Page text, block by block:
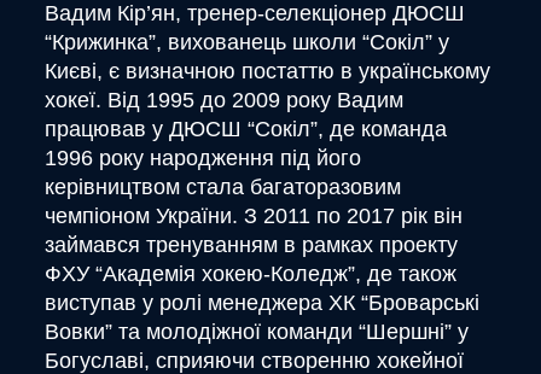
Вадим Кір’ян, тренер-селекціонер ДЮСШ
“Крижинка”, вихованець школи “Сокіл” у
Києві, є визначною постаттю в українському
хокеї. Від 1995 до 2009 року Вадим
працював у ДЮСШ “Сокіл”, де команда
1996 року народження під його
керівництвом стала багаторазовим
чемпіоном України. З 2011 по 2017 рік він
займався тренуванням в рамках проекту
ФХУ “Академія хокею-Коледж”, де також
виступав у ролі менеджера ХК “Броварські
Вовки” та молодіжної команди “Шершні” у
Богуславі, сприяючи створенню хокейної